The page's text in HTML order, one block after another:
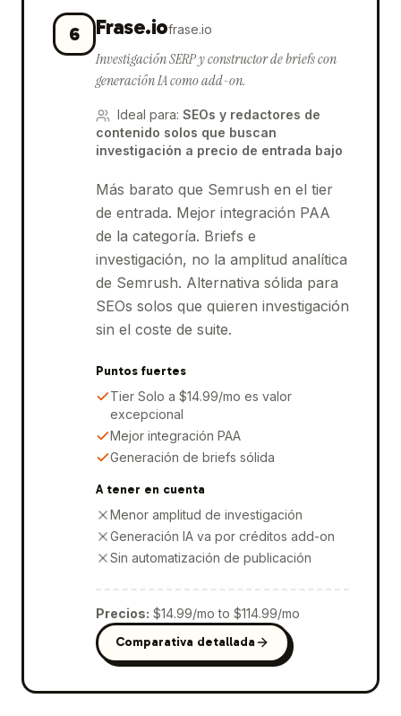
6 Frase.iofrase.io
Investigación SERP y constructor de briefs con
generación IA como add-on.
Ideal para: SEOs y redactores de
contenido solos que buscan
investigación a precio de entrada bajo
Más barato que Semrush en el tier
de entrada. Mejor integración PAA
de la categoría. Briefs e
investigación, no la amplitud analítica
de Semrush. Alternativa sólida para
SEOs solos que quieren investigación
sin el coste de suite.
Puntos fuertes
Tier Solo a $14.99/mo es valor
excepcional
Mejor integración PAA
Generación de briefs sólida
A tener en cuenta
Menor amplitud de investigación
Generación IA va por créditos add-on
Sin automatización de publicación
Precios: $14.99/mo to $114.99/mo
Comparativa detallada